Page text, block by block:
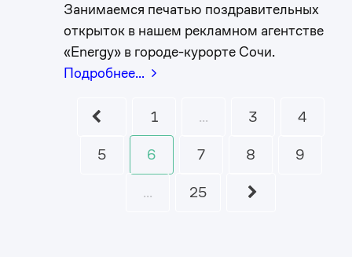
Занимаемся печатью поздравительных
открыток в нашем рекламном агентстве
«Energy» в городе-курорте Сочи.
Подробнее…
1 ... 3 4
5 6 7 8 9
... 25